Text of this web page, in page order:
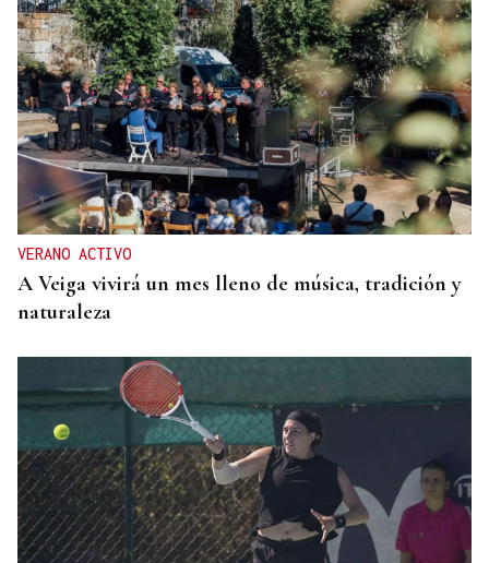
A TODA VELOCIDAD
Vídeo | Así fue el espectacular salto de “Cohete”
Suárez en el Rally Rías Baixas que dejó sin
respiración a los aficionados
VERANO ACTIVO
A Veiga vivirá un mes lleno de música, tradición y
naturaleza